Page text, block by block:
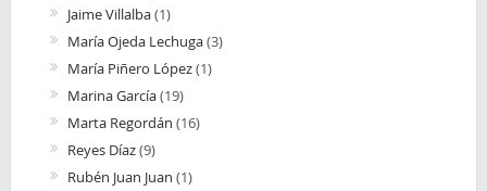
Jaime Villalba(1)
María Ojeda Lechuga(3)
María Piñero López(1)
Marina García(19)
Marta Regordán (16)
Reyes Díaz(9)
Rubén Juan Juan (1)